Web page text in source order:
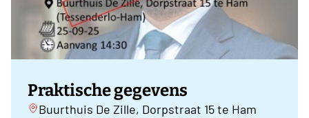
Praktische gegevens
Buurthuis De Zille, Dorpstraat 15 te Ham